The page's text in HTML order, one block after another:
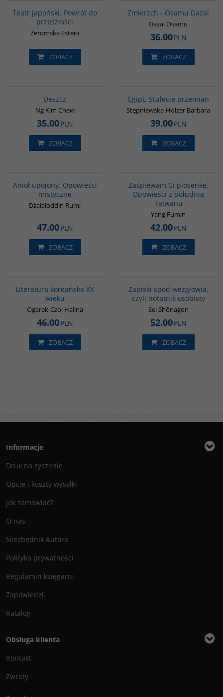
Teatr japoński. Powrót do
przeszłości
Żeromska Estera
ZOBACZ
Zmierzch - Osamu Dazai
Dazai Osamu
36.00PLN
ZOBACZ
Deszcz
Ng Kim Chew
35.00PLN
ZOBACZ
Egipt. Stulecie przemian
Stępniewska-Holzer Barbara
39.00PLN
ZOBACZ
Anioł upojony. Opowieści
mistyczne
Dżalaloddin Rumi
47.00PLN
ZOBACZ
Zaśpiewam Ci piosenkę.
Opowieści z południa
Tajwanu
Yang Fumin
42.00PLN
ZOBACZ
Literatura koreańska XX
wieku
Ogarek-Czoj Halina
46.00PLN
ZOBACZ
Zapiski spod wezgłowia,
czyli notatnik osobisty
Sei Shōnagon
52.00PLN
ZOBACZ
Informacje
Druk na życzenie
Opcje i koszty wysyłki
Jak zamawiać?
O nas
Niezbędnik Autora
Polityka prywatności
Regulamin księgarni
Zapowiedzi
Katalog
Obsługa klienta
Kontakt
Zwroty